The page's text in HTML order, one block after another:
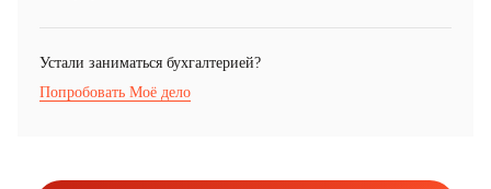
Устали заниматься бухгалтерией?
Попробовать Моё дело